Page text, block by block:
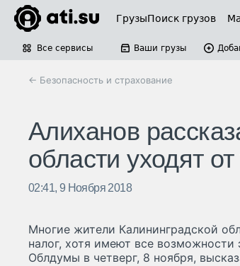
ГрузыПоиск грузов
Все сервисы Ваши грузы
← Безопасность и страхование
Алиханов
области уходят
02:41, 9 Ноября 2018
Многие жители Калининградской
налог, хотя имеют все возможности
Облдумы в четверг, 8 ноября,